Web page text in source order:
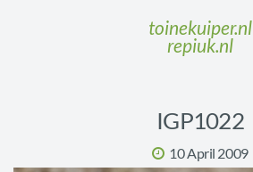
toinekuiper.nl
repiuk.nl
IGP1022
10 April 2009